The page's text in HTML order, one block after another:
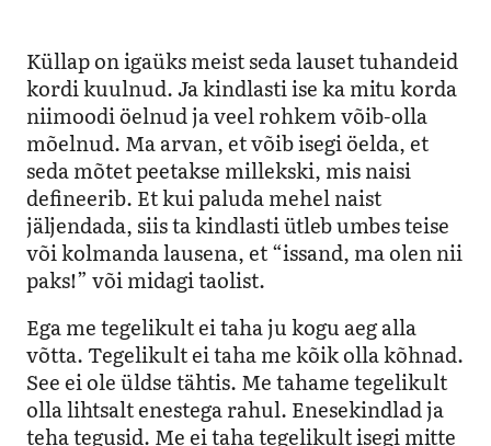
Küllap on igaüks meist seda lauset tuhandeid
kordi kuulnud. Ja kindlasti ise ka mitu korda
niimoodi öelnud ja veel rohkem võib-olla
mõelnud. Ma arvan, et võib isegi öelda, et
seda mõtet peetakse millekski, mis naisi
defineerib. Et kui paluda mehel naist
jäljendada, siis ta kindlasti ütleb umbes teise
või kolmanda lausena, et “issand, ma olen nii
paks!” või midagi taolist.
Ega me tegelikult ei taha ju kogu aeg alla
võtta. Tegelikult ei taha me kõik olla kõhnad.
See ei ole üldse tähtis. Me tahame tegelikult
olla lihtsalt enestega rahul. Enesekindlad ja
teha tegusid. Me ei taha tegelikult isegi mitte